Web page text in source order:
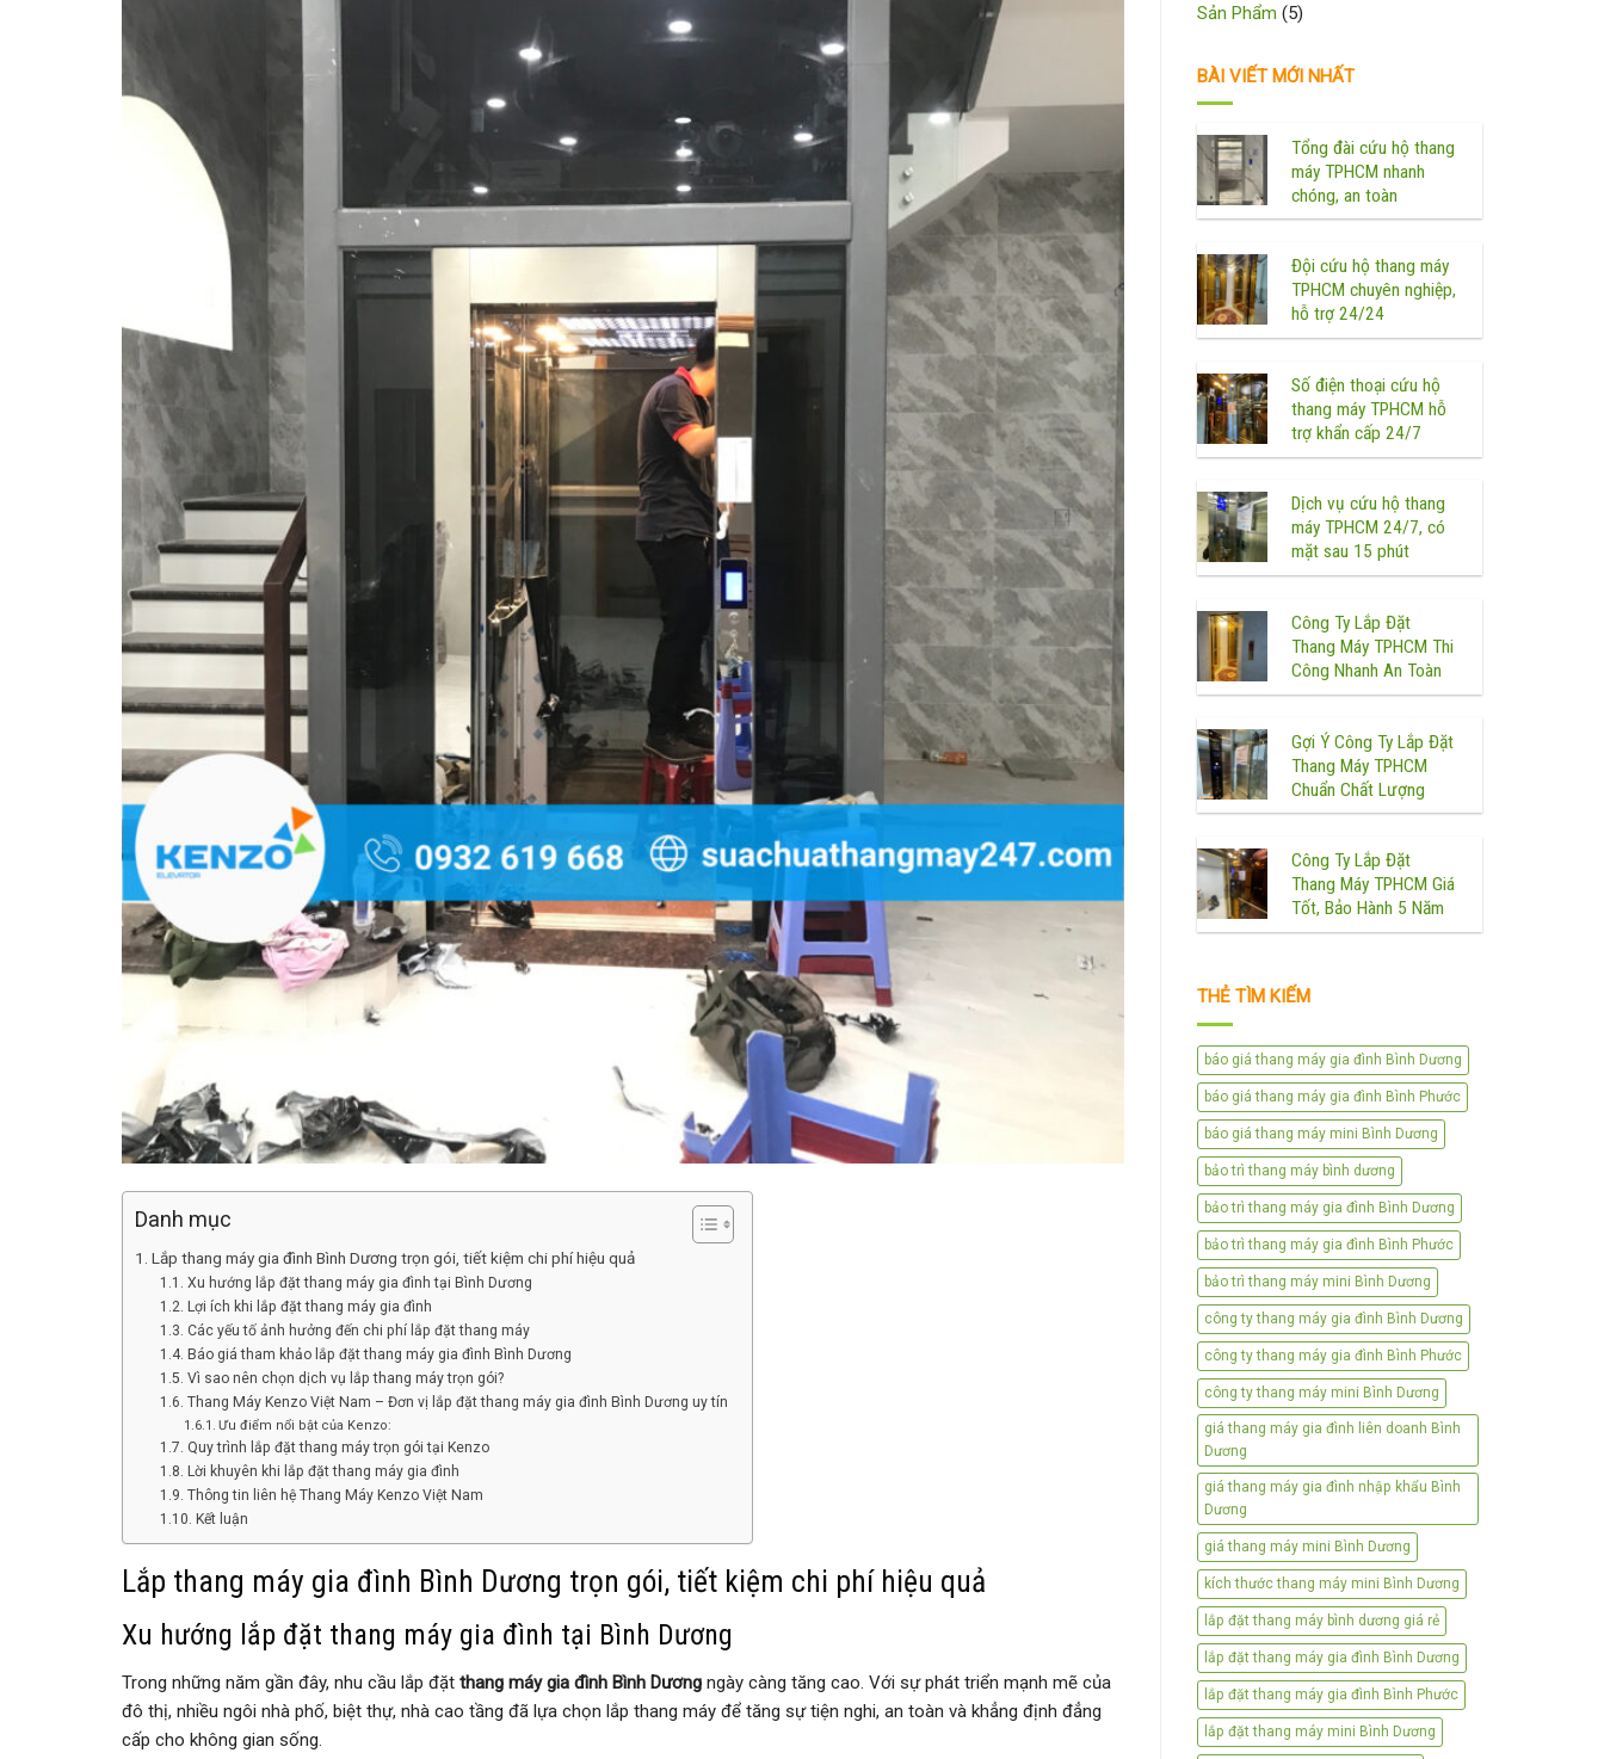
Danh mục
Lắp thang máy gia đình Bình Dương trọn gói, tiết kiệm chi phí hiệu quả
Xu hướng lắp đặt thang máy gia đình tại Bình Dương
Lợi ích khi lắp đặt thang máy gia đình
Các yếu tố ảnh hưởng đến chi phí lắp đặt thang máy
Báo giá tham khảo lắp đặt thang máy gia đình Bình Dương
Vì sao nên chọn dịch vụ lắp thang máy trọn gói?
Thang Máy Kenzo Việt Nam – Đơn vị lắp đặt thang máy gia đình Bình Dương uy tín
Ưu điểm nổi bật của Kenzo:
Quy trình lắp đặt thang máy trọn gói tại Kenzo
Lời khuyên khi lắp đặt thang máy gia đình
Thông tin liên hệ Thang Máy Kenzo Việt Nam
Kết luận
Lắp thang máy gia đình Bình Dương trọn gói, tiết kiệm chi phí hiệu quả
Xu hướng lắp đặt thang máy gia đình tại Bình Dương
Trong những năm gần đây, nhu cầu lắp đặt thang máy gia đình Bình Dương ngày càng tăng cao. Với sự phát triển mạnh mẽ của
đô thị, nhiều ngôi nhà phố, biệt thự, nhà cao tầng đã lựa chọn lắp thang máy để tăng sự tiện nghi, an toàn và khẳng định đẳng
cấp cho không gian sống.
Sản Phẩm (5)
BÀI VIẾT MỚI NHẤT
Tổng đài cứu hộ thang
máy TPHCM nhanh
chóng, an toàn
Đội cứu hộ thang máy
TPHCM chuyên nghiệp,
hỗ trợ 24/24
Số điện thoại cứu hộ
thang máy TPHCM hỗ
trợ khẩn cấp 24/7
Dịch vụ cứu hộ thang
máy TPHCM 24/7, có
mặt sau 15 phút
Công Ty Lắp Đặt
Thang Máy TPHCM Thi
Công Nhanh An Toàn
Gợi Ý Công Ty Lắp Đặt
Thang Máy TPHCM
Chuẩn Chất Lượng
Công Ty Lắp Đặt
Thang Máy TPHCM Giá
Tốt, Bảo Hành 5 Năm
THẺ TÌM KIẾM
báo giá thang máy gia đình Bình Dương
báo giá thang máy gia đình Bình Phước
báo giá thang máy mini Bình Dương
bảo trì thang máy bình dương
bảo trì thang máy gia đình Bình Dương
bảo trì thang máy gia đình Bình Phước
bảo trì thang máy mini Bình Dương
công ty thang máy gia đình Bình Dương
công ty thang máy gia đình Bình Phước
công ty thang máy mini Bình Dương
giá thang máy gia đình liên doanh Bình
Dương
giá thang máy gia đình nhập khẩu Bình
Dương
giá thang máy mini Bình Dương
kích thước thang máy mini Bình Dương
lắp đặt thang máy bình dương giá rẻ
lắp đặt thang máy gia đình Bình Dương
lắp đặt thang máy gia đình Bình Phước
lắp đặt thang máy mini Bình Dương